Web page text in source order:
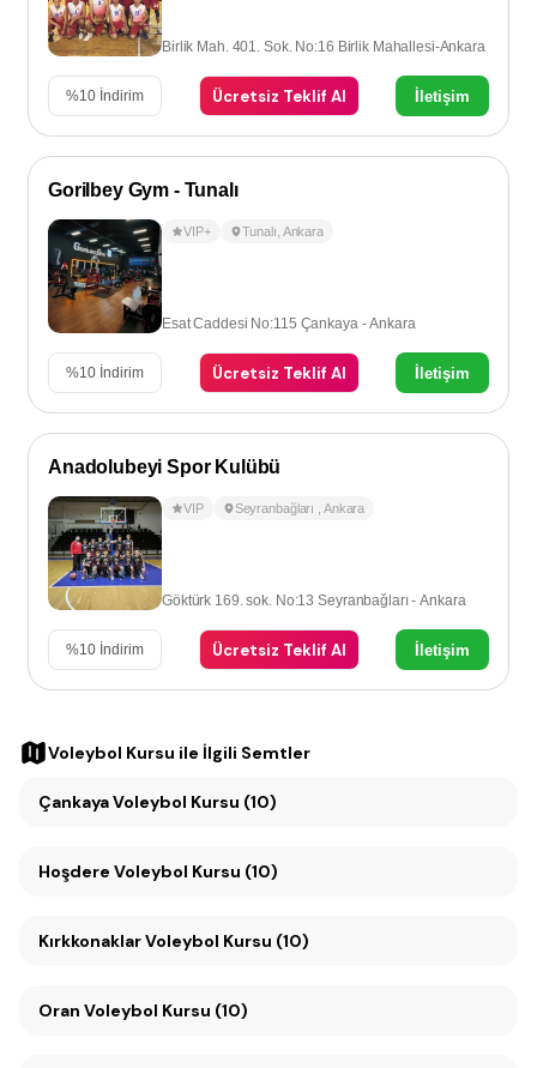
Birlik Mah. 401. Sok. No:16 Birlik Mahallesi-Ankara
%10 İndirim Ücretsiz Teklif Al İletişim
Gorilbey Gym - Tunalı
VIP+ Tunalı Ankara
Esat Caddesi No:115 Çankaya - Ankara
%10 İndirim Ücretsiz Teklif Al İletişim
Anadolubeyi Spor Kulübü
VIP Seyranbağları Ankara
Göktürk 169. sok. No:13 Seyranbağları - Ankara
%10 İndirim Ücretsiz Teklif Al İletişim
Voleybol Kursu ile İlgili Semtler
Çankaya Voleybol Kursu (10)
Hoşdere Voleybol Kursu (10)
Kırkkonaklar Voleybol Kursu (10)
Oran Voleybol Kursu (10)